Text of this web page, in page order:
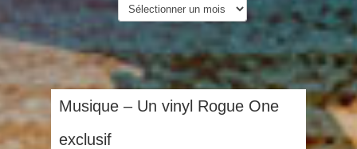
Musique – Un vinyl Rogue One
exclusif